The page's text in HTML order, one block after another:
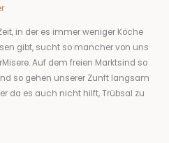
in der es immer weniger Köche
gibt, sucht so mancher von uns
Auf dem freien Marktsind so
so gehen unserer Zunft langsam
da es auch nicht hilft, Trübsal zu